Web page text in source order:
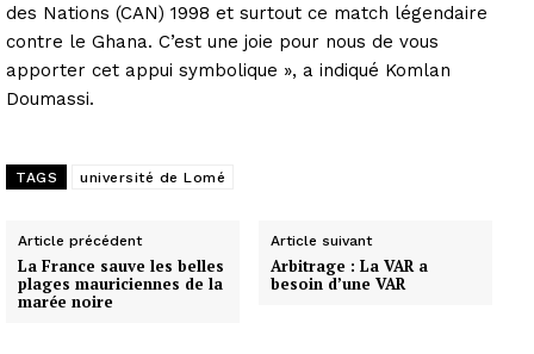
des Nations (CAN) 1998 et surtout ce match légendaire
contre le Ghana. C’est une joie pour nous de vous
apporter cet appui symbolique », a indiqué Komlan
Doumassi.
TAGS université de Lomé
Article précédent
La France sauve les belles
plages mauriciennes de la
marée noire
Article suivant
Arbitrage : La VAR a
besoin d’une VAR